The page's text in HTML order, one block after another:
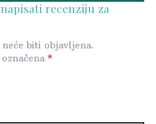
recenziju za
biti objavljena.
*